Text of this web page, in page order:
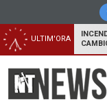
ULTIM'ORA